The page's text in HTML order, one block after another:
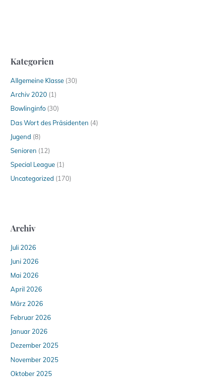
Kategorien
Allgemeine Klasse (30)
Archiv 2020 (1)
Bowlinginfo (30)
Das Wort des Präsidenten (4)
Jugend (8)
Senioren (12)
Special League (1)
Uncategorized (170)
Archiv
Juli 2026
Juni 2026
Mai 2026
April 2026
März 2026
Februar 2026
Januar 2026
Dezember 2025
November 2025
Oktober 2025